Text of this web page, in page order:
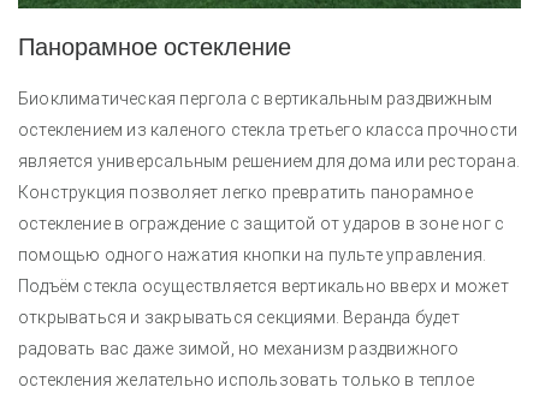
Панорамное остекление
Биоклиматическая пергола с вертикальным раздвижным
остеклением из каленого стекла третьего класса прочности
является универсальным решением для дома или ресторана.
Конструкция позволяет легко превратить панорамное
остекление в ограждение с защитой от ударов в зоне ног с
помощью одного нажатия кнопки на пульте управления.
Подъём стекла осуществляется вертикально вверх и может
открываться и закрываться секциями. Веранда будет
радовать вас даже зимой, но механизм раздвижного
остекления желательно использовать только в теплое